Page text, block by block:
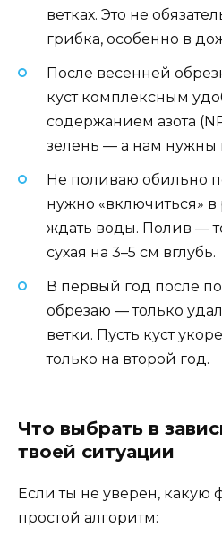
ветках. Это не
грибка, особенно в
После весенней
куст комплексным
содержанием азота
зелень — а нам нужны
Не поливаю обильно
нужно «включиться» в
ждать воды. Полив —
сухая на 3–5 см вглубь.
В первый год после
обрезаю — только
ветки. Пусть куст
только на второй год.
Что выбрать в
твоей ситуации
Если ты не уверен, какую
простой алгоритм: